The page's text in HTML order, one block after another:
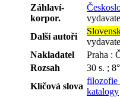
Záhlaví-
korpor.
Další autoři
Nakladatel
Praha :
Rozsah
30 s. ; 8°
Klíčová slova
filozofie
katalogy